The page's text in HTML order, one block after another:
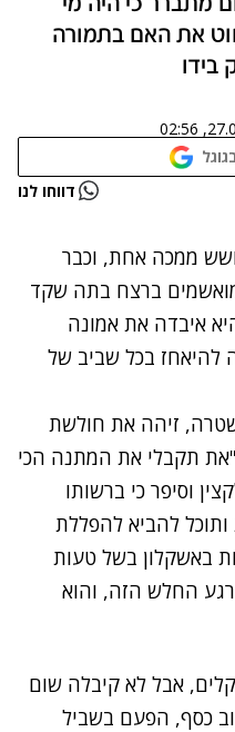
את האם בתמורה
בידו
דווחו לנו
ממכה אחת, וכבר
ברצח בתה שקד
איבדה את אמונה
להיאחז בכל שביב של
זיהה את חולשת
תקבלי את המתנה הכי
וסיפר כי ברשותו
להביא להפללת
באשקלון בשל טעות
החלש הזה, והוא
אבל לא קיבלה שום
כסף, הפעם בשביל